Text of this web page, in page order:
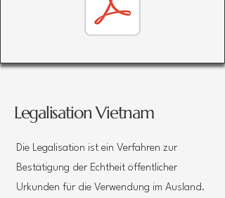
Legalisation Vietnam
Die Legalisation ist ein Verfahren zur
Bestätigung der Echtheit öffentlicher
Urkunden für die Verwendung im Ausland.